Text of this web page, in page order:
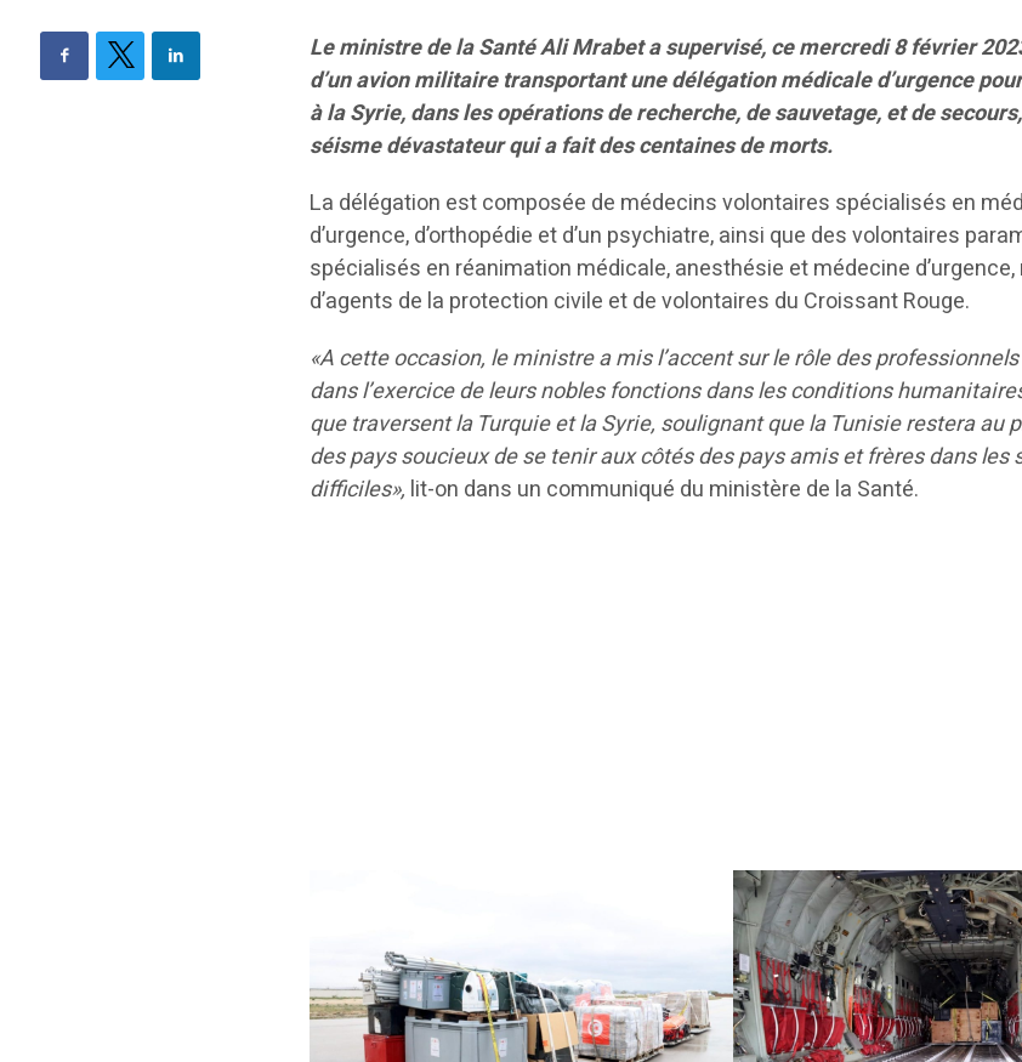
Le ministre de la Santé Ali Mrabet a supervisé, ce mercredi 8 février
d’un avion militaire transportant une délégation médicale d’urgence
à la Syrie, dans les opérations de recherche, de sauvetage, et de
séisme dévastateur qui a fait des centaines de morts.
La délégation est composée de médecins volontaires spécialisés en
d’urgence, d’orthopédie et d’un psychiatre, ainsi que des volontaires
spécialisés en réanimation médicale, anesthésie et médecine
d’agents de la protection civile et de volontaires du Croissant Rouge.
«A cette occasion, le ministre a mis l’accent sur le rôle des
dans l’exercice de leurs nobles fonctions dans les conditions
que traversent la Turquie et la Syrie, soulignant que la Tunisie restera au
des pays soucieux de se tenir aux côtés des pays amis et frères dans les
difficiles», lit-on dans un communiqué du ministère de la Santé.